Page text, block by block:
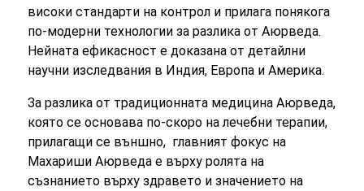
високи стандарти на контрол и прилага понякога
по-модерни технологии за разлика от Аюрведа.
Нейната ефикасност е доказана от детайлни
научни изследвания в Индия, Европа и Америка.
За разлика от традиционната медицина Аюрведа,
която се основава по-скоро на лечебни терапии,
прилагащи се външно, главният фокус на
Махариши Аюрведа е върху ролята на
съзнанието върху здравето и значението на